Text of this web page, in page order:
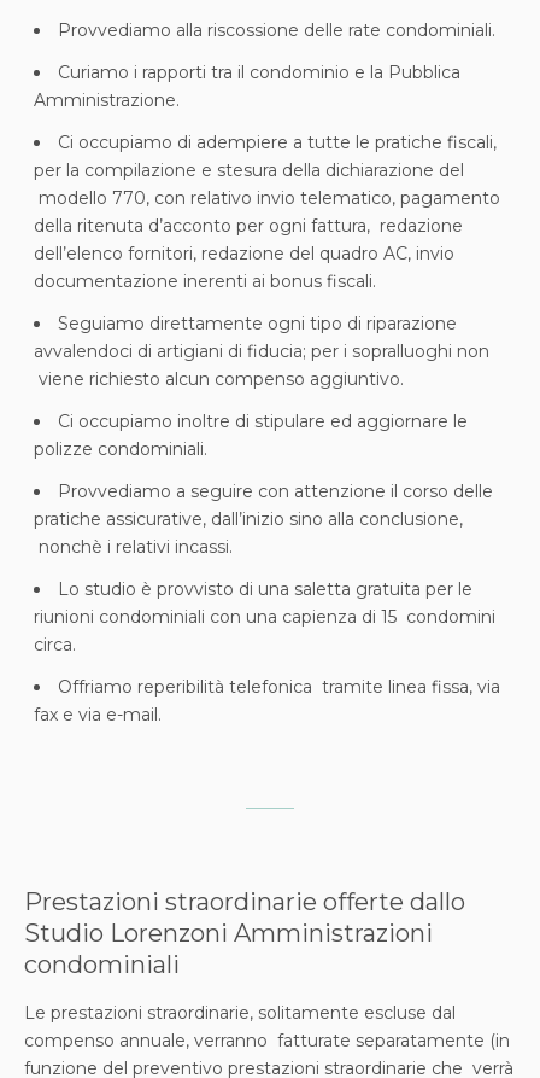
Provvediamo alla riscossione delle rate condominiali.
Curiamo i rapporti tra il condominio e la Pubblica
Amministrazione.
Ci occupiamo di adempiere a tutte le pratiche fiscali,
per la compilazione e stesura della dichiarazione del
modello 770, con relativo invio telematico, pagamento
della ritenuta d’acconto per ogni fattura, redazione
dell’elenco fornitori, redazione del quadro AC, invio
documentazione inerenti ai bonus fiscali.
Seguiamo direttamente ogni tipo di riparazione
avvalendoci di artigiani di fiducia; per i sopralluoghi non
viene richiesto alcun compenso aggiuntivo.
Ci occupiamo inoltre di stipulare ed aggiornare le
polizze condominiali.
Provvediamo a seguire con attenzione il corso delle
pratiche assicurative, dall’inizio sino alla conclusione,
nonchè i relativi incassi.
Lo studio è provvisto di una saletta gratuita per le
riunioni condominiali con una capienza di 15 condomini
circa.
Offriamo reperibilità telefonica tramite linea fissa, via
fax e via e-mail.
Prestazioni straordinarie offerte dallo
Studio Lorenzoni Amministrazioni
condominiali
Le prestazioni straordinarie, solitamente escluse dal
compenso annuale, verranno fatturate separatamente (in
funzione del preventivo prestazioni straordinarie che verrà